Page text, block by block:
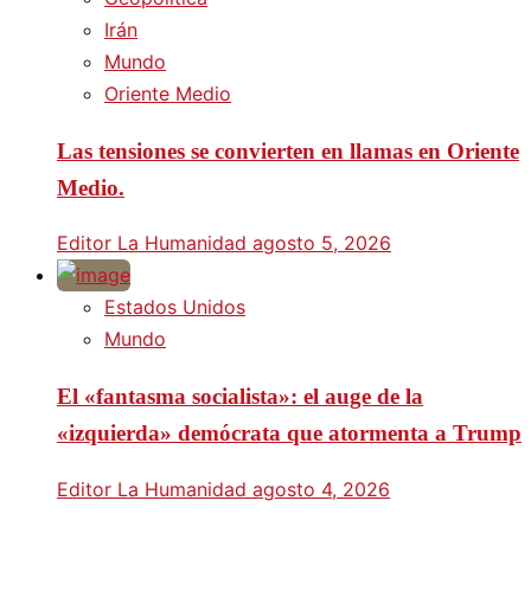
Irán
Mundo
Oriente Medio
Las tensiones se convierten en llamas en Oriente
Medio.
Editor La Humanidad agosto 5, 2026
Estados Unidos
Mundo
El «fantasma socialista»: el auge de la
«izquierda» demócrata que atormenta a Trump
Editor La Humanidad agosto 4, 2026